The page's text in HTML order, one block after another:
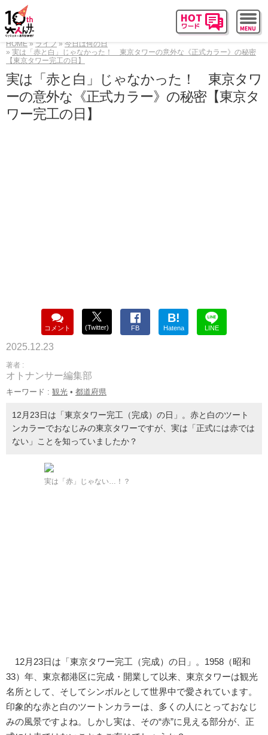
HOME ライフ
今日は何の日
実は「赤と白」じゃなかった！ 東京タワーの意外な《正式カラー》の秘密
【東京タワー完工の日】
実は「赤と白」じゃなかった！ 東京タワ
ーの意外な《正式カラー》の秘密【東京タ
ワー完工の日】
コメント (Twitter) FB
B!
Hatena LINE
2025.12.23
著者 :
オトナンサー編集部
キーワード : 観光 • 都道府県
12月23日は「東京タワー完工（完成）の日」。赤と白のツート
ンカラーでおなじみの東京タワーですが、実は「正式には赤では
ない」ことを知っていましたか？
実は「赤」じゃない…！？
12月23日は「東京タワー完工（完成）の日」。1958（昭和
33）年、東京都港区に完成・開業して以来、東京タワーは観光
名所として、そしてシンボルとして世界中で愛されています。
印象的な赤と白のツートンカラーは、多くの人にとっておなじ
みの風景ですよね。しかし実は、その“赤”に見える部分が、正